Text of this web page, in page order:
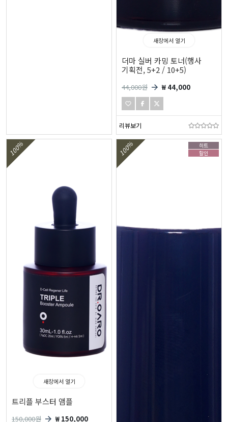
새창에서 열기
더마 실버 카밍 토너(행사
기획전, 5+2 / 10+5)
44,000원 ₩ 44,000
리뷰보기
100%
새창에서 열기
트리플 부스터 앰플
150,000원 ₩ 150,000
히트
할인
100%